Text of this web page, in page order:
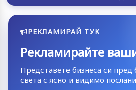
РЕКЛАМИРАЙ ТУК
Рекламирайте
Представете бизнеса си пред
света с ясно и видимо